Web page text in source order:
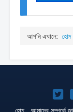
আপনি এখানে: হোম
হোম আমাদের সম্পর্কে